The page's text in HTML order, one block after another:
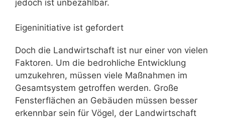
jedoch ist unbezahlbar.
Eigeninitiative ist gefordert
Doch die Landwirtschaft ist nur einer von vielen
Faktoren. Um die bedrohliche Entwicklung
umzukehren, müssen viele Maßnahmen im
Gesamtsystem getroffen werden. Große
Fensterflächen an Gebäuden müssen besser
erkennbar sein für Vögel, der Landwirtschaft